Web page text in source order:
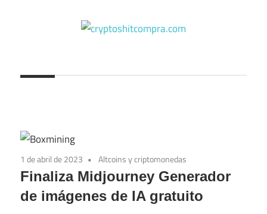
1 de abril de 2023 Altcoins y criptomonedas
Finaliza Midjourney Generador
de imágenes de IA gratuito